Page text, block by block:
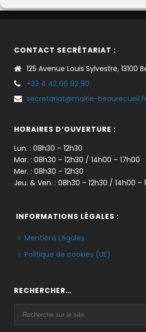
CONTACT SECRÉTARIAT :
125 Avenue Louis Sylvestre, 13100
+33 4 42 66 92 90
secretariat@mairie-beaurecueil.fr
HORAIRES D’OUVERTURE :
Lun. : 08h30 – 12h30
Mar. : 08h30 – 12h30 / 14h00 – 17h00
Mer. : 08h30 – 12h30
Jeu. & Ven. : 08h30 – 12h30 / 14h00 –
INFORMATIONS LÉGALES :
Mentions Légales
Politique de cookies (UE)
RECHERCHER…